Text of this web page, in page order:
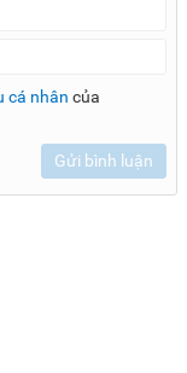
cá nhân của
Gửi bình luận